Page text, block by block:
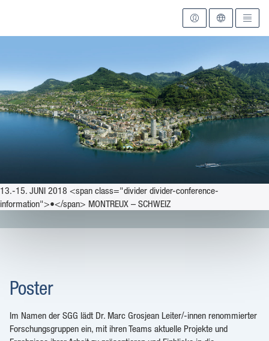
13.-15. JUNI 2018 <span class="divider divider-conference-
information">•</span> MONTREUX – SCHWEIZ
Poster
Im Namen der SGG lädt Dr. Marc Grosjean Leiter/-innen renommierter
Forschungsgruppen ein, mit ihren Teams aktuelle Projekte und